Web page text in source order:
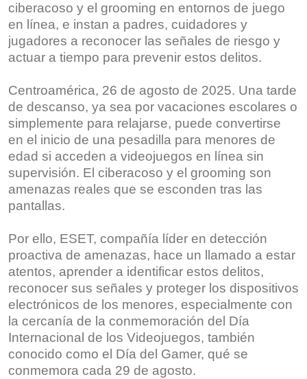
ciberacoso y el grooming en entornos de juego
en línea, e instan a padres, cuidadores y
jugadores a reconocer las señales de riesgo y
actuar a tiempo para prevenir estos delitos.
Centroamérica, 26 de agosto de 2025. Una tarde
de descanso, ya sea por vacaciones escolares o
simplemente para relajarse, puede convertirse
en el inicio de una pesadilla para menores de
edad si acceden a videojuegos en línea sin
supervisión. El ciberacoso y el grooming son
amenazas reales que se esconden tras las
pantallas.
Por ello, ESET, compañía líder en detección
proactiva de amenazas, hace un llamado a estar
atentos, aprender a identificar estos delitos,
reconocer sus señales y proteger los dispositivos
electrónicos de los menores, especialmente con
la cercanía de la conmemoración del Día
Internacional de los Videojuegos, también
conocido como el Día del Gamer, qué se
conmemora cada 29 de agosto.